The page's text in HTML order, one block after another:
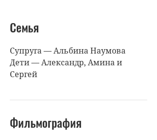
Семья
Супруга — Альбина Наумова
Дети — Александр, Амина и
Сергей
Фильмография